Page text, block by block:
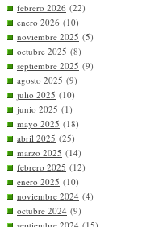
febrero 2026 (22)
enero 2026 (10)
noviembre 2025 (5)
octubre 2025 (8)
septiembre 2025 (9)
agosto 2025 (9)
julio 2025 (10)
junio 2025 (1)
mayo 2025 (18)
abril 2025 (25)
marzo 2025 (14)
febrero 2025 (12)
enero 2025 (10)
noviembre 2024 (4)
octubre 2024 (9)